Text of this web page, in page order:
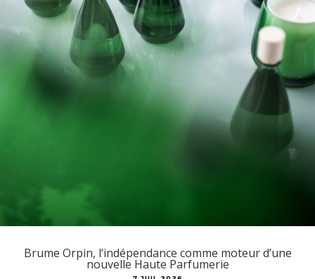
Brume Orpin, l’indépendance comme moteur d’une
nouvelle Haute Parfumerie